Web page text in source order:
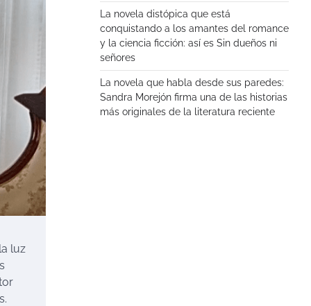
luz
La novela distópica que está
conquistando a los amantes del romance
y la ciencia ficción: así es Sin dueños ni
señores
La novela que habla desde sus paredes:
Sandra Morejón firma una de las historias
más originales de la literatura reciente